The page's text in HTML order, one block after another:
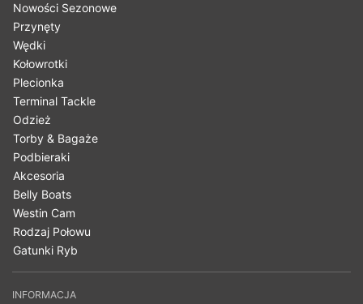
Nowości Sezonowe
Przynęty
Wędki
Kołowrotki
Plecionka
Terminal Tackle
Odzież
Torby & Bagaże
Podbieraki
Akcesoria
Belly Boats
Westin Cam
Rodzaj Połowu
Gatunki Ryb
INFORMACJA